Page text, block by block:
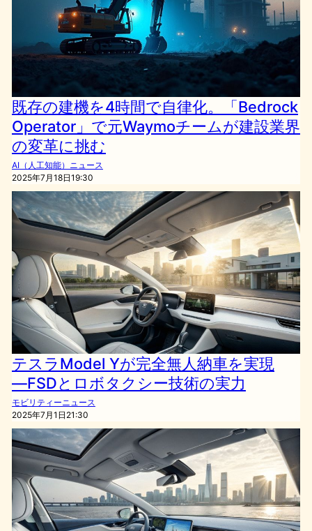
既存の建機を4時間で自律化。「Bedrock
Operator」で元Waymoチームが建設業界
の変革に挑む
AI（人工知能）ニュース
2025年7月18日19:30
テスラModel Yが完全無人納車を実現
―FSDとロボタクシー技術の実力
モビリティーニュース
2025年7月1日21:30